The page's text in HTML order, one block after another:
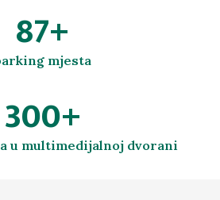
100+
mjesta
360+
u multimedijalnoj dvorani​